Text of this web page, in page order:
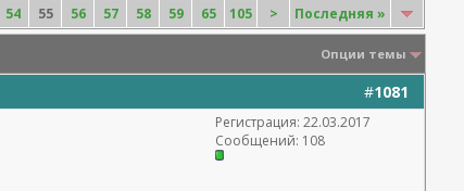
54 55 56 57 58 59 65 105 > Последняя »
Опции темы
#1081
Регистрация: 22.03.2017
Сообщений: 108